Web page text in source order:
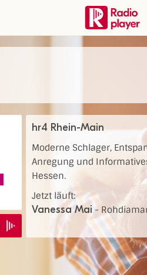
hr4 Rhein-Main
Moderne Schlager,
Anregung und
Hessen.
Jetzt läuft:
Vanessa Mai -